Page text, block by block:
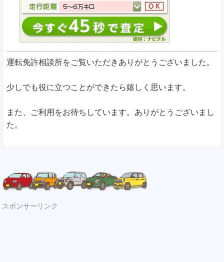
運転免許相談所をご覧いただきありがとうございました。
少しでも役に立つことができたら嬉しく思います。
また、ご利用をお待ちしています。ありがとうございまし
た。
スポンサーリンク